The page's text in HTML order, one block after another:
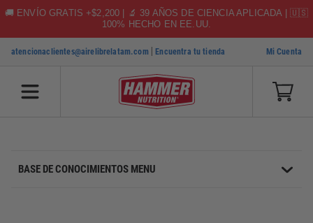
🚚 ENVÍO GRATIS +$2,200 | 🔬 39 AÑOS DE CIENCIA APLICADA | 🇺🇸
100% HECHO EN EE.UU.
SKIP TO CONTENT
atencionaclientes@airelibrelatam.com |Encuentra tu tienda Mi Cuenta
BASE DE CONOCIMIENTOS MENU